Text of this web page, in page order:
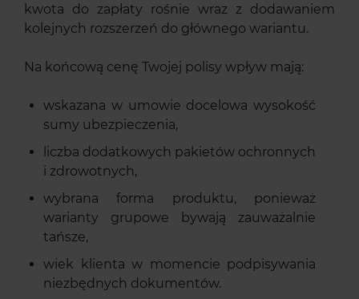
kwota do zapłaty rośnie wraz z dodawaniem
kolejnych rozszerzeń do głównego wariantu.
Na końcową cenę Twojej polisy wpływ mają:
wskazana w umowie docelowa wysokość
sumy ubezpieczenia,
liczba dodatkowych pakietów ochronnych
i zdrowotnych,
wybrana forma produktu, ponieważ
warianty grupowe bywają zauważalnie
tańsze,
wiek klienta w momencie podpisywania
niezbędnych dokumentów.